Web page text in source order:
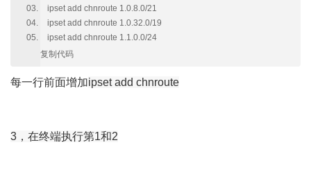
ipset add chnroute 1.0.8.0/21
ipset add chnroute 1.0.32.0/19
ipset add chnroute 1.1.0.0/24
复制代码
每一行前面增加ipset add chnroute
3，在终端执行第1和2